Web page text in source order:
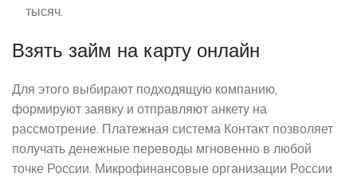
тысяч.
Взять займ на карту онлайн
Для этого выбирают подходящую компанию,
формируют заявку и отправляют анкету на
рассмотрение. Платежная система Контакт позволяет
получать денежные переводы мгновенно в любой
точке России. Микрофинансовые организации России